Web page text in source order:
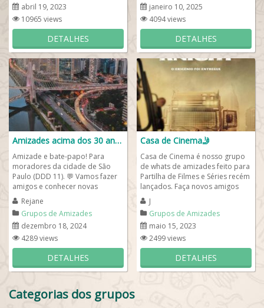
abril 19, 2023
10965 views
DETALHES
janeiro 10, 2025
4094 views
DETALHES
Amizades acima dos 30 anos❤️
Amizade e bate-papo! Para
moradores da cidade de São
Paulo (DDD 11). 💬 Vamos fazer
amigos e conhecer novas
pessoas! 👥 Idade: 20 a 44 anos.
📌...
Rejane
Grupos de Amizades
dezembro 18, 2024
4289 views
DETALHES
Casa de Cinema🤳
Casa de Cinema é nosso grupo
de whats de amizades feito para
Partilha de Filmes e Séries recém
lançados. Faça novos amigos
aqui e converse no whatsapp e...
J
Grupos de Amizades
maio 15, 2023
2499 views
DETALHES
Categorias dos grupos